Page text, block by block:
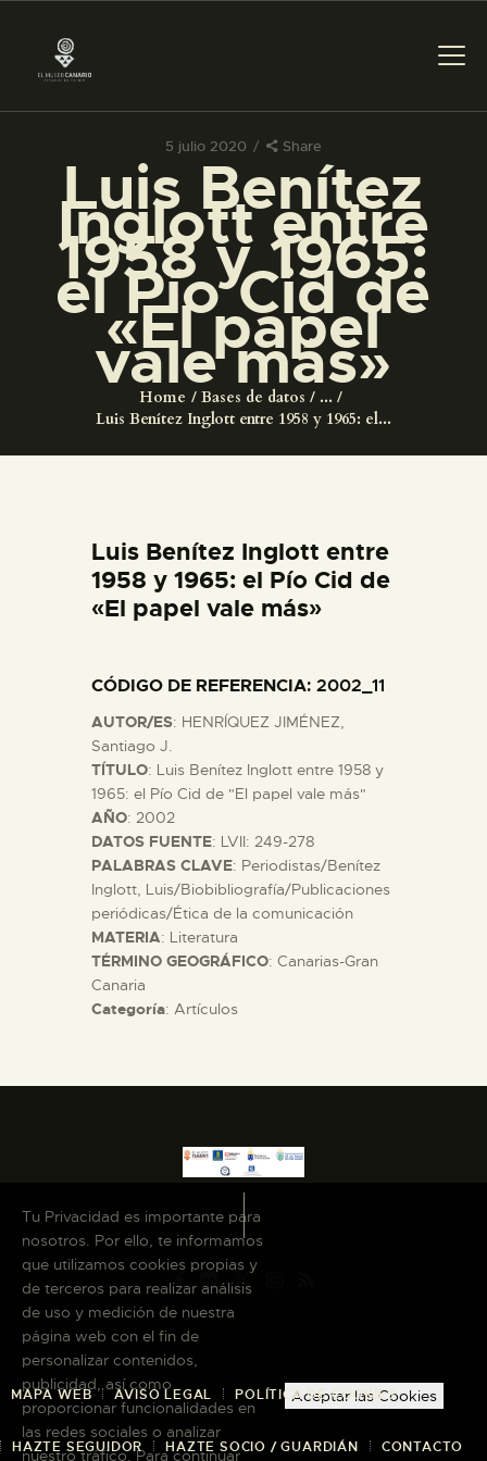
5 julio 2020 Share
Luis Benítez
Inglott entre
1958 y 1965:
el Pío Cid de
«El papel
vale más»
Home Bases de datos
...
Luis Benítez Inglott entre 1958 y 1965: el...
PREPARAR LA VISITA
ACTIVIDADES
█
EL MUSEO
ESPAÑOL
█
EL MUSEO
COLECCIONES
DIDÁCTICA
Luis Benítez Inglott entre
1958 y 1965: el Pío Cid de
«El papel vale más»
CÓDIGO DE REFERENCIA: 2002_11
AUTOR/ES: HENRÍQUEZ JIMÉNEZ,
Santiago J.
TÍTULO: Luis Benítez Inglott entre 1958 y
1965: el Pío Cid de "El papel vale más"
AÑO: 2002
DATOS FUENTE: LVII: 249-278
PALABRAS CLAVE: Periodistas/Benítez
Inglott, Luis/Biobibliografía/Publicaciones
periódicas/Ética de la comunicación
MATERIA: Literatura
TÉRMINO GEOGRÁFICO: Canarias-Gran
Canaria
Categoría: Artículos
MAPA WEB AVISO LEGAL POLÍTICA DE COOKIES
HAZTE SEGUIDOR HAZTE SOCIO / GUARDIÁN CONTACTO
Tu Privacidad es importante para
nosotros. Por ello, te informamos
que utilizamos cookies propias y
de terceros para realizar análisis
de uso y medición de nuestra
página web con el fin de
personalizar contenidos,
publicidad, así como
proporcionar funcionalidades en
las redes sociales o analizar
nuestro tráfico. Para continuar
Aceptar las Cookies